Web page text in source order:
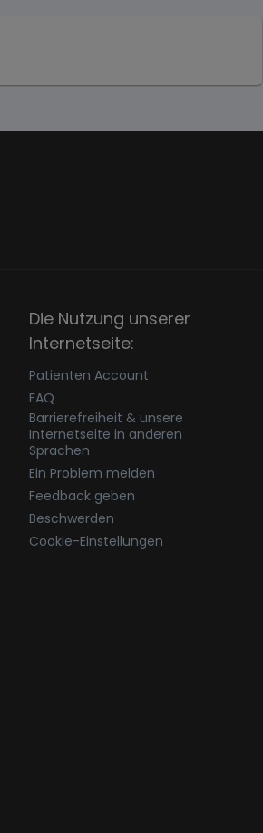
Die Nutzung unserer
Internetseite:
Patienten Account
FAQ
Barrierefreiheit & unsere
Internetseite in anderen
Sprachen
Ein Problem melden
Feedback geben
Beschwerden
Cookie-Einstellungen